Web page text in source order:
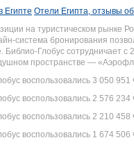
Египте Отели Египта, отзывы
на туристическом рынке
система бронирования
Глобус сотрудничает
пространстве —
воспользовались 3 050 951
воспользовались 2 576 234
воспользовались 2 210 458
воспользовались 1 674 506